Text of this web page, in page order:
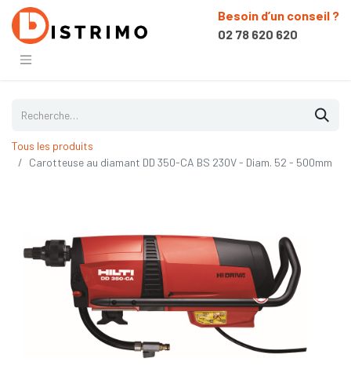
Besoin d’un conseil ?
02 78 620 620
Tous les produits
Carotteuse au diamant DD 350-CA BS 230V - Diam. 52 - 500mm